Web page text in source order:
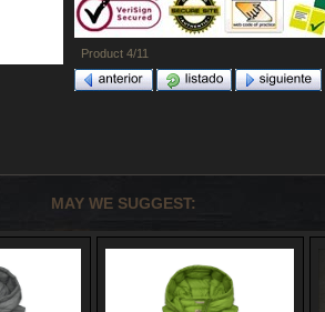
Product 4/11
MAY WE SUGGEST: